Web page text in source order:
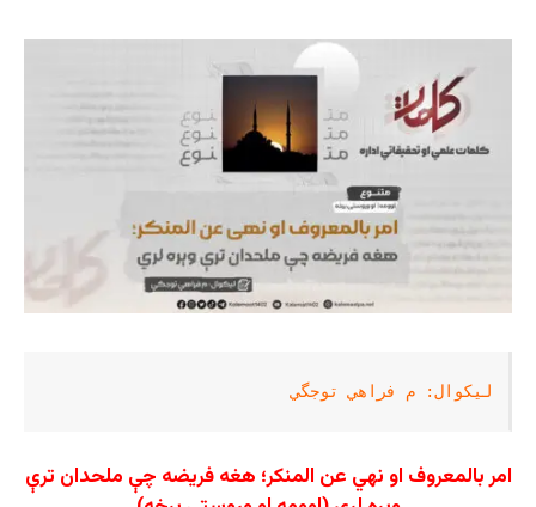
ليکوال: م فراهي توجگي
امر بالمعروف او نهي عن المنكر؛ هغه فريضه چې ملحدان ترې